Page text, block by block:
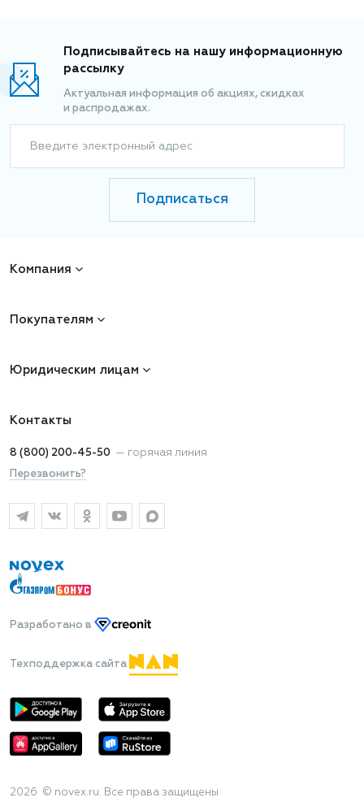
Подписывайтесь на нашу информационную
рассылку
Актуальная информация об акциях, скидках
и распродажах.
Введите электронный адрес
Подписаться
Компания
Покупателям
Юридическим лицам
Контакты
8 (800) 200-45-50 — горячая линия
Перезвонить?
Разработано в
Техподдержка сайта
2026 © novex.ru. Все права защищены